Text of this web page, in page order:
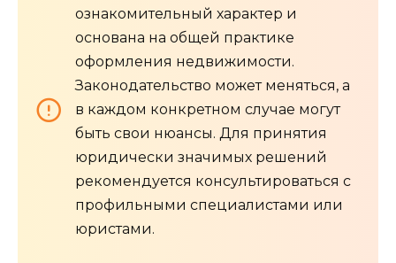
ознакомительный характер и
основана на общей практике
оформления недвижимости.
Законодательство может меняться, а
в каждом конкретном случае могут
быть свои нюансы. Для принятия
юридически значимых решений
рекомендуется консультироваться с
профильными специалистами или
юристами.